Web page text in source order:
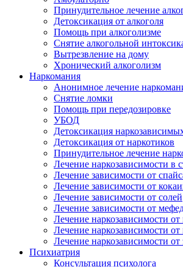
Принудительное лечение
Детоксикация от алкоголя
Помощь при алкоголизме
Снятие алкогольной
Вытрезвление на дому
Хронический алкоголизм
Наркомания
Анонимное лечение
Снятие ломки
Помощь при передозировке
УБОД
Детоксикация
Детоксикация от наркотиков
Принудительное лечение
Лечение наркозависимости в
Лечение зависимости от
Лечение зависимости от
Лечение зависимости от солей
Лечение зависимости от
Лечение наркозависимости от
Лечение наркозависимости
Лечение наркозависимости от
Психиатрия
Консультация психолога